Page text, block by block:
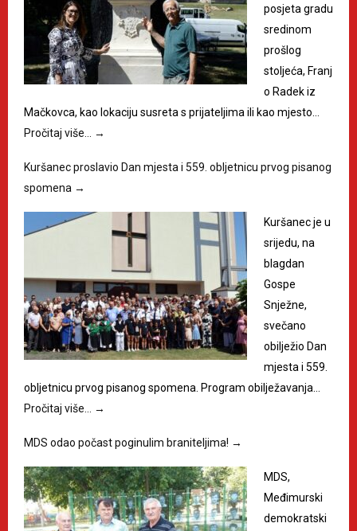
posjeta gradu
sredinom
prošlog
stoljeća, Franj
o Radek iz
Mačkovca, kao lokaciju susreta s prijateljima ili kao mjesto…
Pročitaj više…
→
Kuršanec proslavio Dan mjesta i 559. obljetnicu prvog pisanog
spomena →
Kuršanec je u
srijedu, na
blagdan
Gospe
Snježne,
svečano
obilježio Dan
mjesta i 559.
obljetnicu prvog pisanog spomena. Program obilježavanja…
Pročitaj više…
→
MDS odao počast poginulim braniteljima! →
MDS,
Međimurski
demokratski